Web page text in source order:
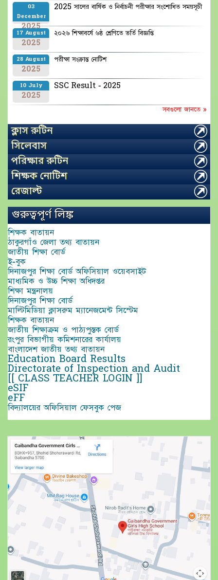
03
December
2025
2025 সালের বার্ষিক ও নির্বাচনী পরীক্ষার সংশোধিত সময়সূচী
17 August
2025
২০২৬ শিক্ষাবর্ষে ৬ষ্ঠ শ্রেণিতে ভর্তি বিজ্ঞপ্তি
28 August
2025
পরীক্ষা সংক্রান্ত নোটিশ
10 July
2025
SSC Result - 2025
সবগুলো জানতে »
ক্লাস রুটিন
সিলেবাস
পরিক্ষার রুটিন
শিক্ষক নোটিশ
রেজাল্ট
গুরুত্বপূর্ণ লিঙ্ক
শিক্ষক বাতায়ন
ঠাকুরগাঁও জেলা তথ্য বাতায়ন
জাতীয় শিক্ষা বোর্ড
ই-বুক
দিনাজপুর শিক্ষা বোর্ড অফিসিয়াল ওয়েবসাইট
মাধ্যমিক ও উচ্চ শিক্ষা অধিদপ্তর
শিক্ষা মন্ত্রনালয়
দিনাজপুর শিক্ষা বোর্ড
মাল্টিমিডিয়া ক্লাসরুম ম্যানেজমেন্ট সিস্টেম
শিক্ষক বাতায়ন
জাতীয় শিক্ষাক্রম ও পাঠ্যপুস্তক বোর্ড
রংপুর বিভাগীয় কমিশনারের কার্যালয়
বাংলাদেশ জাতীয় তথ্য বাতায়ন
Education Board Results
Directorate of Inspection and Audit
[[ CLASS TEACHER LOGIN ]]
eSIF
eFF
বিদ্যালয়ের অফিসিয়াল ফেসবুক পেজ